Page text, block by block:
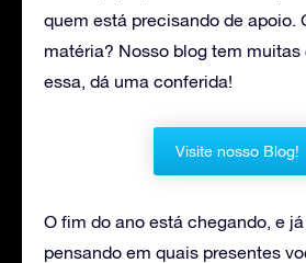
quem está precisando de apoio.
matéria? Nosso blog tem
essa, dá uma conferida!
Visite nosso Blog!
O fim do ano está chegando, e
pensando em quais presentes